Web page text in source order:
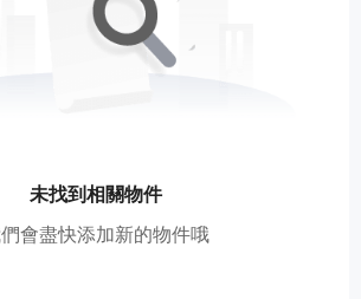
未找到相關物件
會盡快添加新的物件哦